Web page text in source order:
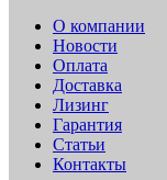
О компании
Новости
Оплата
Доставка
Лизинг
Гарантия
Статьи
Контакты